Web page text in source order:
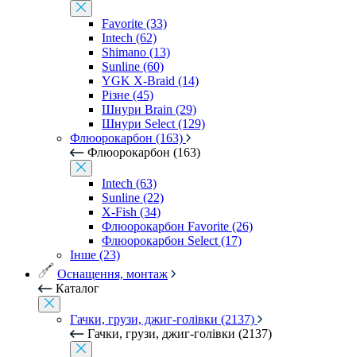
Favorite (33)
Intech (62)
Shimano (13)
Sunline (60)
YGK X-Braid (14)
Різне (45)
Шнури Brain (29)
Шнури Select (129)
Флюорокарбон (163)
Флюорокарбон (163)
Intech (63)
Sunline (22)
X-Fish (34)
Флюорокарбон Favorite (26)
Флюорокарбон Select (17)
Інше (23)
Оснащення, монтаж
Каталог
Гачки, грузи, джиг-голівки (2137)
Гачки, грузи, джиг-голівки (2137)